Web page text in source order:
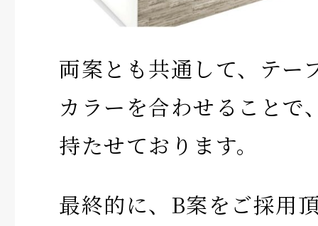
両案とも共通して、テー
カラーを合わせることで
持たせております。
最終的に、B案をご採用